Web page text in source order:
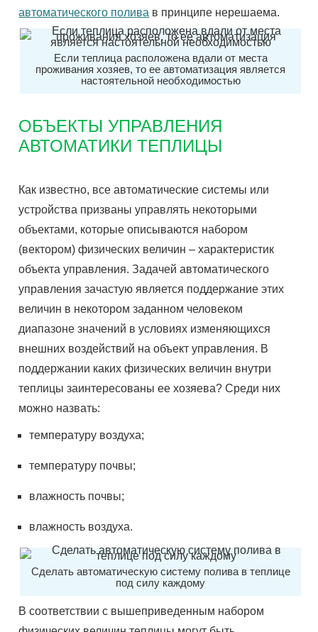
автоматического полива в принципе нерешаема.
Если теплица расположена вдали от места
проживания хозяев, то ее автоматизация является
настоятельной необходимостью
ОБЪЕКТЫ УПРАВЛЕНИЯ
АВТОМАТИКИ ТЕПЛИЦЫ
Как известно, все автоматические системы или
устройства призваны управлять некоторыми
объектами, которые описываются набором
(вектором) физических величин – характеристик
объекта управления. Задачей автоматического
управления зачастую является поддержание этих
величин в некотором заданном человеком
диапазоне значений в условиях изменяющихся
внешних воздействий на объект управления. В
поддержании каких физических величин внутри
теплицы заинтересованы ее хозяева? Среди них
можно назвать:
температуру воздуха;
температуру почвы;
влажность почвы;
влажность воздуха.
Сделать автоматическую систему полива в теплице
под силу каждому
В соответствии с вышеприведенным набором